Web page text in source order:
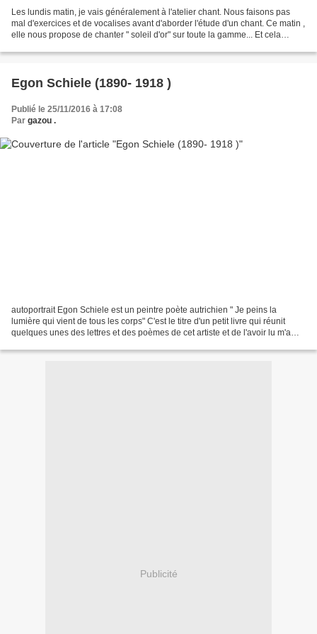
Les lundis matin, je vais généralement à l'atelier chant. Nous faisons pas
mal d'exercices et de vocalises avant d'aborder l'étude d'un chant. Ce matin ,
elle nous propose de chanter " soleil d'or" sur toute la gamme... Et cela
Egon Schiele (1890- 1918 )
Publié le 25/11/2016 à 17:08
Par gazou .
autoportrait Egon Schiele est un peintre poète autrichien " Je peins la
lumière qui vient de tous les corps" C'est le titre d'un petit livre qui réunit
quelques unes des lettres et des poèmes de cet artiste et de l'avoir lu m'a
Publicité